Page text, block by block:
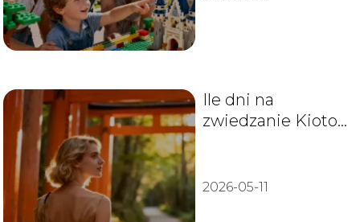
Ile dni na
zwiedzanie Kioto
2026-05-11